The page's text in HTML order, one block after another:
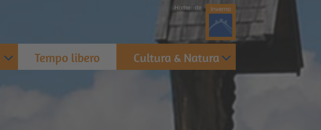
Tempo libero Cultura & Natura
Home de